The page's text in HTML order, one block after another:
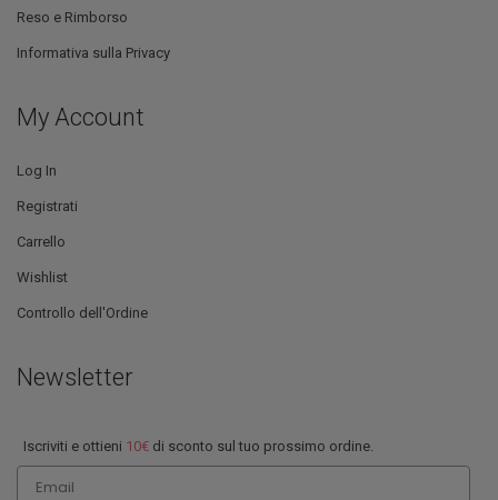
Reso e Rimborso
Informativa sulla Privacy
My Account
Log In
Registrati
Carrello
Wishlist
Controllo dell'Ordine
Newsletter
Iscriviti e ottieni 10€ di sconto sul tuo prossimo ordine.
Email